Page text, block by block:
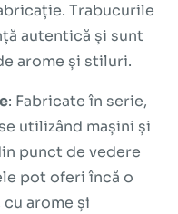
Trabucurile
autentică și sunt
arome și stiluri.
: Fabricate în serie,
utilizând mașini și
punct de vedere
pot oferi încă o
arome și